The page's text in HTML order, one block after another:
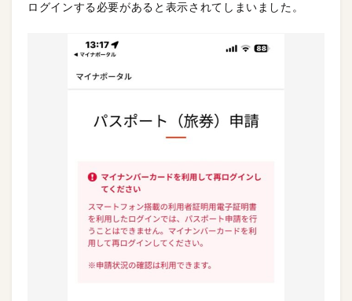
ログインする必要があると表示されてしまいました。